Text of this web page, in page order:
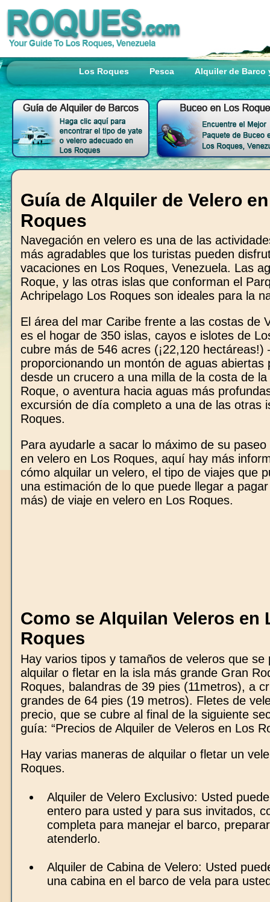
Los Roques Pesca Alquiler de Barco
Guía de Alquiler de Velero
Roques
Navegación en velero es una de las
más agradables que los turistas pueden
vacaciones en Los Roques, Venezuela. Las
Roque, y las otras islas que conforman el
Achripelago Los Roques son ideales para la
El área del mar Caribe frente a las costas de
es el hogar de 350 islas, cayos e islotes de
cubre más de 546 acres (¡22,120 hectáreas!)
proporcionando un montón de aguas abiertas
desde un crucero a una milla de la costa de
Roque, o aventura hacia aguas más
excursión de día completo a una de las otras
Roques.
Para ayudarle a sacar lo máximo de su paseo
en velero en Los Roques, aquí hay más
cómo alquilar un velero, el tipo de viajes que
una estimación de lo que puede llegar a
más) de viaje en velero en Los Roques.
Como se Alquilan Veleros en
Roques
Hay varios tipos y tamaños de veleros que se
alquilar o fletar en la isla más grande Gran
Roques, balandras de 39 pies (11metros), a
grandes de 64 pies (19 metros). Fletes de
precio, que se cubre al final de la siguiente
guía: “Precios de Alquiler de Veleros en Los
Hay varias maneras de alquilar o fletar un
Roques.
Alquiler de Velero Exclusivo: Usted
entero para usted y para sus invitados,
completa para manejar el barco,
atenderlo.
Alquiler de Cabina de Velero: Usted
una cabina en el barco de vela para